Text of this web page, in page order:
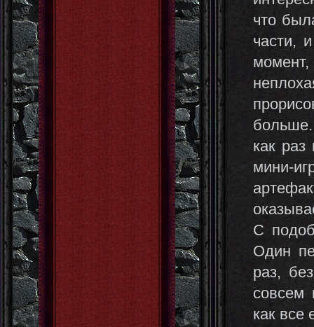
что
части,
как раз
мини-
С
Один
раз,
совсем
как все